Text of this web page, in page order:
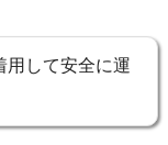
用して安全に運